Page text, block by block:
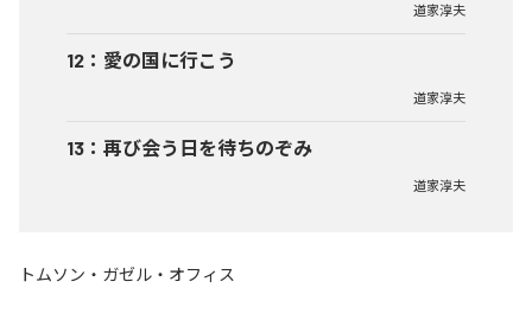
道家淳夫
12 ： 愛の国に行こう
道家淳夫
13 ： 再び会う日を待ちのぞみ
道家淳夫
トムソン・ガゼル・オフィス